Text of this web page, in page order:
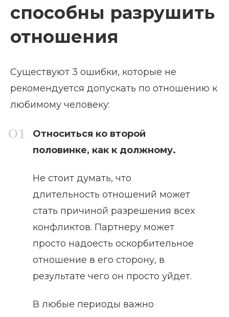
способны разрушить
отношения
Существуют 3 ошибки, которые не
рекомендуется допускать по отношению к
любимому человеку:
Относиться ко второй
половинке, как к должному.
Не стоит думать, что
длительность отношений может
стать причиной разрешения всех
конфликтов. Партнеру может
просто надоесть оскорбительное
отношение в его сторону, в
результате чего он просто уйдет.
В любые периоды важно